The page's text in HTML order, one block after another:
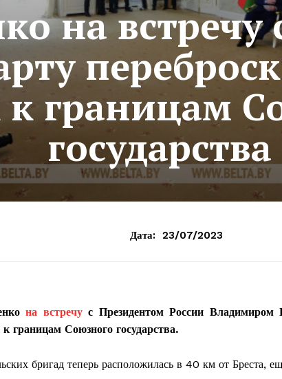
на
к границам
государства
Дата: 23/07/2023
на встречус Президентом России Владимиром
границам Союзного государства.
бригад теперь расположилась в 40 км от Бреста,